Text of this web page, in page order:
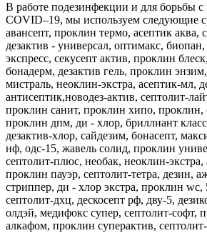
В работе подезинфекции и для борьбы с
COVID–19, мы используем следующие
авансепт, проклин термо, асептик аква,
дезактив - универсал, оптимакс,
экспресс, секусепт актив, проклин
бонадерм, дезактив гель, проклин
мистраль, неоклин-экстра, асептик-мл,
антисептик,новодез-актив, септолит-
проклин санит, проклин хипо, проклин,
проклин дпм, ди - хлор, бриллиант
дезактив-хлор, сайдезим, бонасепт,
нф, одс-15, жавель солид, проклин
септолит-плюс, необак, неоклин-экстра,
проклин пауэр, септолит-тетра, дезин,
стриппер, ди - хлор экстра, проклин wc,
септолит-дхц, дескосепт рф, дву-5,
олдэй, медифокс супер, септолит-софт,
алкафом, проклин суперактив,